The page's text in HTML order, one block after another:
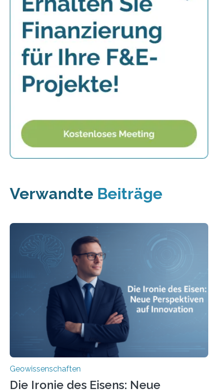
Verwandte Beiträge
Geowissenschaften
Die Ironie des Eisens: Neue